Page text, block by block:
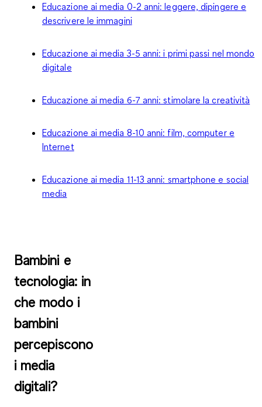
Educazione ai media 0-2 anni: leggere, dipingere e
descrivere le immagini
Educazione ai media 3-5 anni: i primi passi nel mondo
digitale
Educazione ai media 6-7 anni: stimolare la creatività
Educazione ai media 8-10 anni: film, computer e
Internet
Educazione ai media 11-13 anni: smartphone e social
media
Bambini e
tecnologia: in
che modo i
bambini
percepiscono
i media
digitali?